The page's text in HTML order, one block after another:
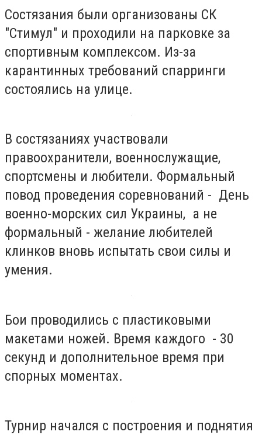
Состязания были организованы СК
"Стимул" и проходили на парковке за
спортивным комплексом. Из-за
карантинных требований спарринги
состоялись на улице.
В состязаниях участвовали
правоохранители, военнослужащие,
спортсмены и любители. Формальный
повод проведения соревнований - День
военно-морских сил Украины, а не
формальный - желание любителей
клинков вновь испытать свои силы и
умения.
Бои проводились с пластиковыми
макетами ножей. Время каждого - 30
секунд и дополнительное время при
спорных моментах.
Турнир начался с построения и поднятия